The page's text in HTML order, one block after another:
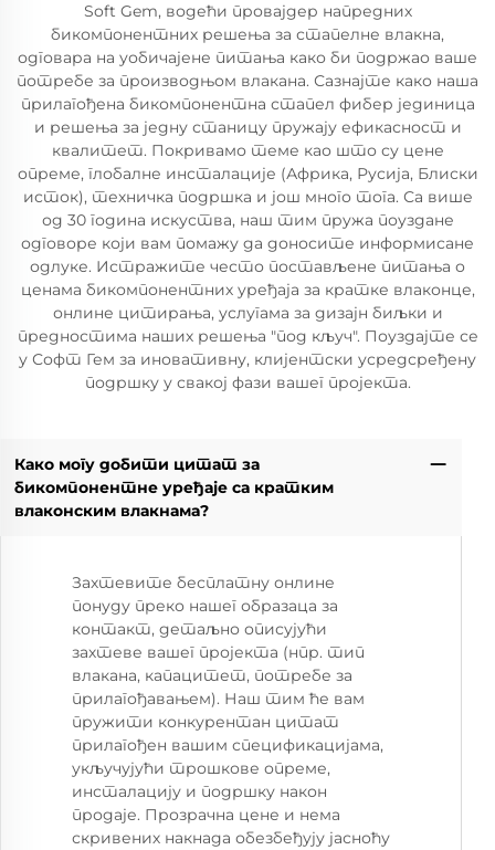
Soft Gem, водећи провајдер напредних
бикомпонентних решења за стапелне влакна,
одговара на уобичајене питања како би подржао ваше
потребе за производњом влакана. Сазнајте како наша
прилагођена бикомпонентна стапел фибер јединица
и решења за једну станицу пружају ефикасност и
квалитет. Покривамо теме као што су цене
опреме, глобалне инсталације (Африка, Русија, Блиски
исток), техничка подршка и још много тога. Са више
од 30 година искуства, наш тим пружа поуздане
одговоре који вам помажу да доносите информисане
одлуке. Истражите често постављене питања о
ценама бикомпонентних уређаја за кратке влаконце,
онлине цитирања, услугама за дизајн биљки и
предностима наших решења "под кључ". Поуздајте се
у Софт Гем за иновативну, клијентски усредсређену
подршку у свакој фази вашег пројекта.
Како могу добити цитат за
бикомпонентне уређаје са кратким
влаконским влакнама?
Захтевите бесплатну онлине
понуду преко нашег образаца за
контакт, детаљно описујући
захтеве вашег пројекта (нпр. тип
влакана, капацитет, потребе за
прилагођавањем). Наш тим ће вам
пружити конкурентан цитат
прилагођен вашим спецификацијама,
укључујући трошкове опреме,
инсталацију и подршку након
продаје. Прозрачна цене и нема
скривених накнада обезбеђују јасноћу